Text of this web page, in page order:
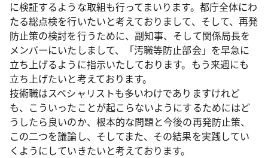
に検証するような取組も行ってまいります。都庁全体にわ
たる総点検を行いたいと考えておりまして、そして、再発
防止策の検討を行うために、副知事、そして関係局長を
メンバーにいたしまして、「汚職等防止部会」を早急に
立ち上げるように指示いたしております。もう来週にも
立ち上げたいと考えております。
技術職はスペシャリストも多いわけでありますけれど
も、こういったことが起こらないようにするためにはど
うしたら良いのか、根本的な問題と今後の再発防止策、
この二つを議論し、そしてまた、その結果を実践してい
くようにしていきたいと考えております。